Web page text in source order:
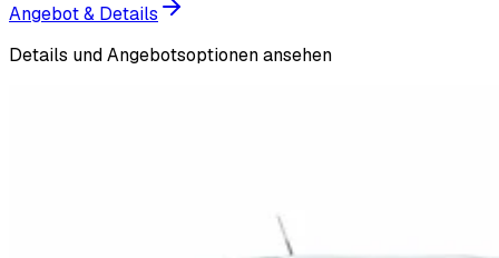
Angebot & Details
Details und Angebotsoptionen ansehen